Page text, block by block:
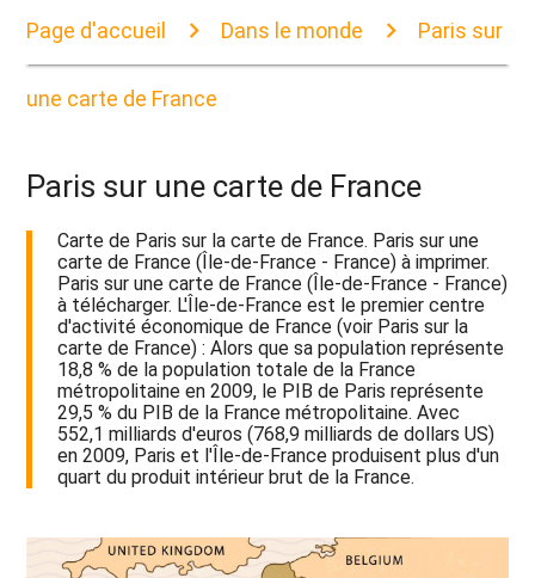
Page d'accueil Dans le monde Paris sur
une carte de France
Paris sur une carte de France
Carte de Paris sur la carte de France. Paris sur une
carte de France (Île-de-France - France) à imprimer.
Paris sur une carte de France (Île-de-France - France)
à télécharger. L'Île-de-France est le premier centre
d'activité économique de France (voir Paris sur la
carte de France) : Alors que sa population représente
18,8 % de la population totale de la France
métropolitaine en 2009, le PIB de Paris représente
29,5 % du PIB de la France métropolitaine. Avec
552,1 milliards d'euros (768,9 milliards de dollars US)
en 2009, Paris et l'Île-de-France produisent plus d'un
quart du produit intérieur brut de la France.